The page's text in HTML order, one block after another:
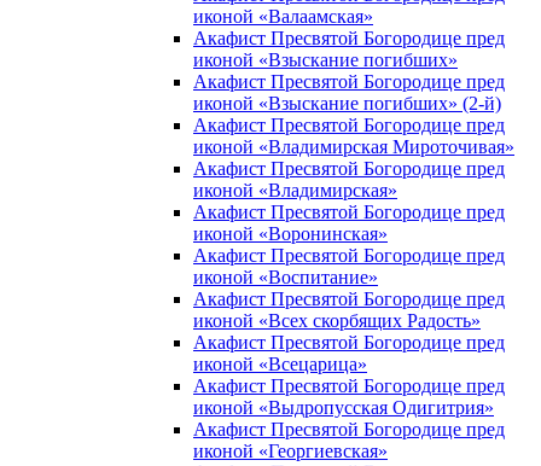
иконой «Валаамская»
Акафист Пресвятой Богородице пред
иконой «Взыскание погибших»
Акафист Пресвятой Богородице пред
иконой «Взыскание погибших» (2-й)
Акафист Пресвятой Богородице пред
иконой «Владимирская Мироточивая»
Акафист Пресвятой Богородице пред
иконой «Владимирская»
Акафист Пресвятой Богородице пред
иконой «Воронинская»
Акафист Пресвятой Богородице пред
иконой «Воспитание»
Акафист Пресвятой Богородице пред
иконой «Всех скорбящих Радость»
Акафист Пресвятой Богородице пред
иконой «Всецарица»
Акафист Пресвятой Богородице пред
иконой «Выдропусская Одигитрия»
Акафист Пресвятой Богородице пред
иконой «Георгиевская»